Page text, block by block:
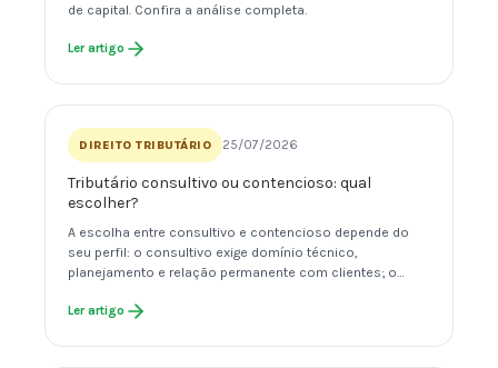
de capital. Confira a análise completa.
Ler artigo
DIREITO TRIBUTÁRIO 25/07/2026
Tributário consultivo ou contencioso: qual
escolher?
A escolha entre consultivo e contencioso depende do
seu perfil: o consultivo exige domínio técnico,
planejamento e relação permanente com clientes; o…
Ler artigo